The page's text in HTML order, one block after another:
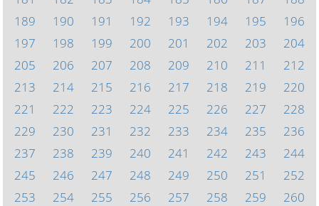
189
190 191 192 193 194 195
196
197
198 199 200 201 202 203
204
205
206 207 208 209 210 211
212
213
214 215 216 217 218 219
220
221
222 223 224 225 226 227
228
229
230 231 232 233 234 235
236
237
238 239 240 241 242 243
244
245
246 247 248 249 250 251
252
253
254 255 256 257 258 259
260